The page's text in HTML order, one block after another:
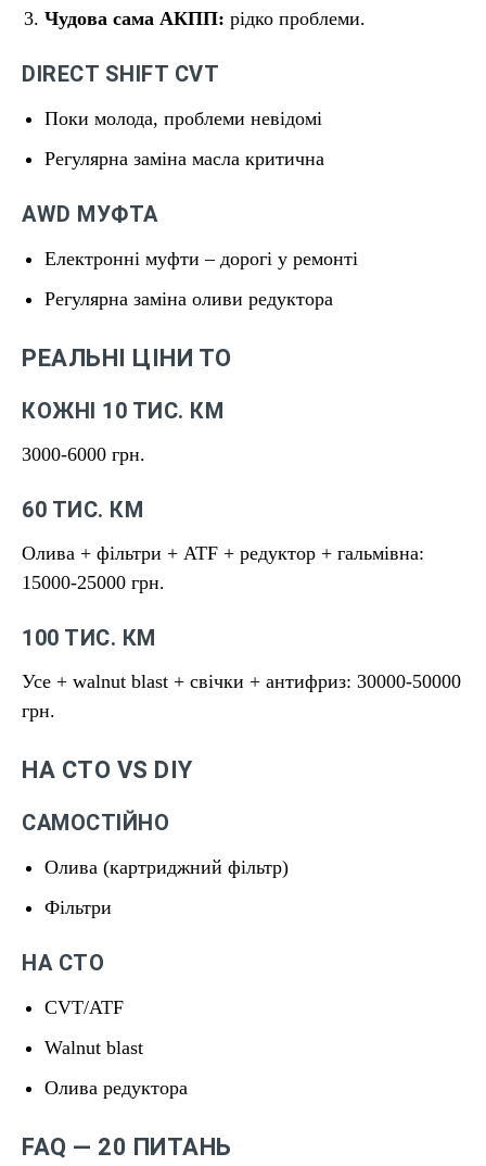
Чудова сама АКПП: рідко проблеми.
DIRECT SHIFT CVT
Поки молода, проблеми невідомі
Регулярна заміна масла критична
AWD МУФТА
Електронні муфти – дорогі у ремонті
Регулярна заміна оливи редуктора
РЕАЛЬНІ ЦІНИ ТО
КОЖНІ 10 ТИС. КМ
3000-6000 грн.
60 ТИС. КМ
Олива + фільтри + ATF + редуктор + гальмівна:
15000-25000 грн.
100 ТИС. КМ
Усе + walnut blast + свічки + антифриз: 30000-50000
грн.
НА СТО VS DIY
САМОСТІЙНО
Олива (картриджний фільтр)
Фільтри
НА СТО
CVT/ATF
Walnut blast
Олива редуктора
FAQ — 20 ПИТАНЬ